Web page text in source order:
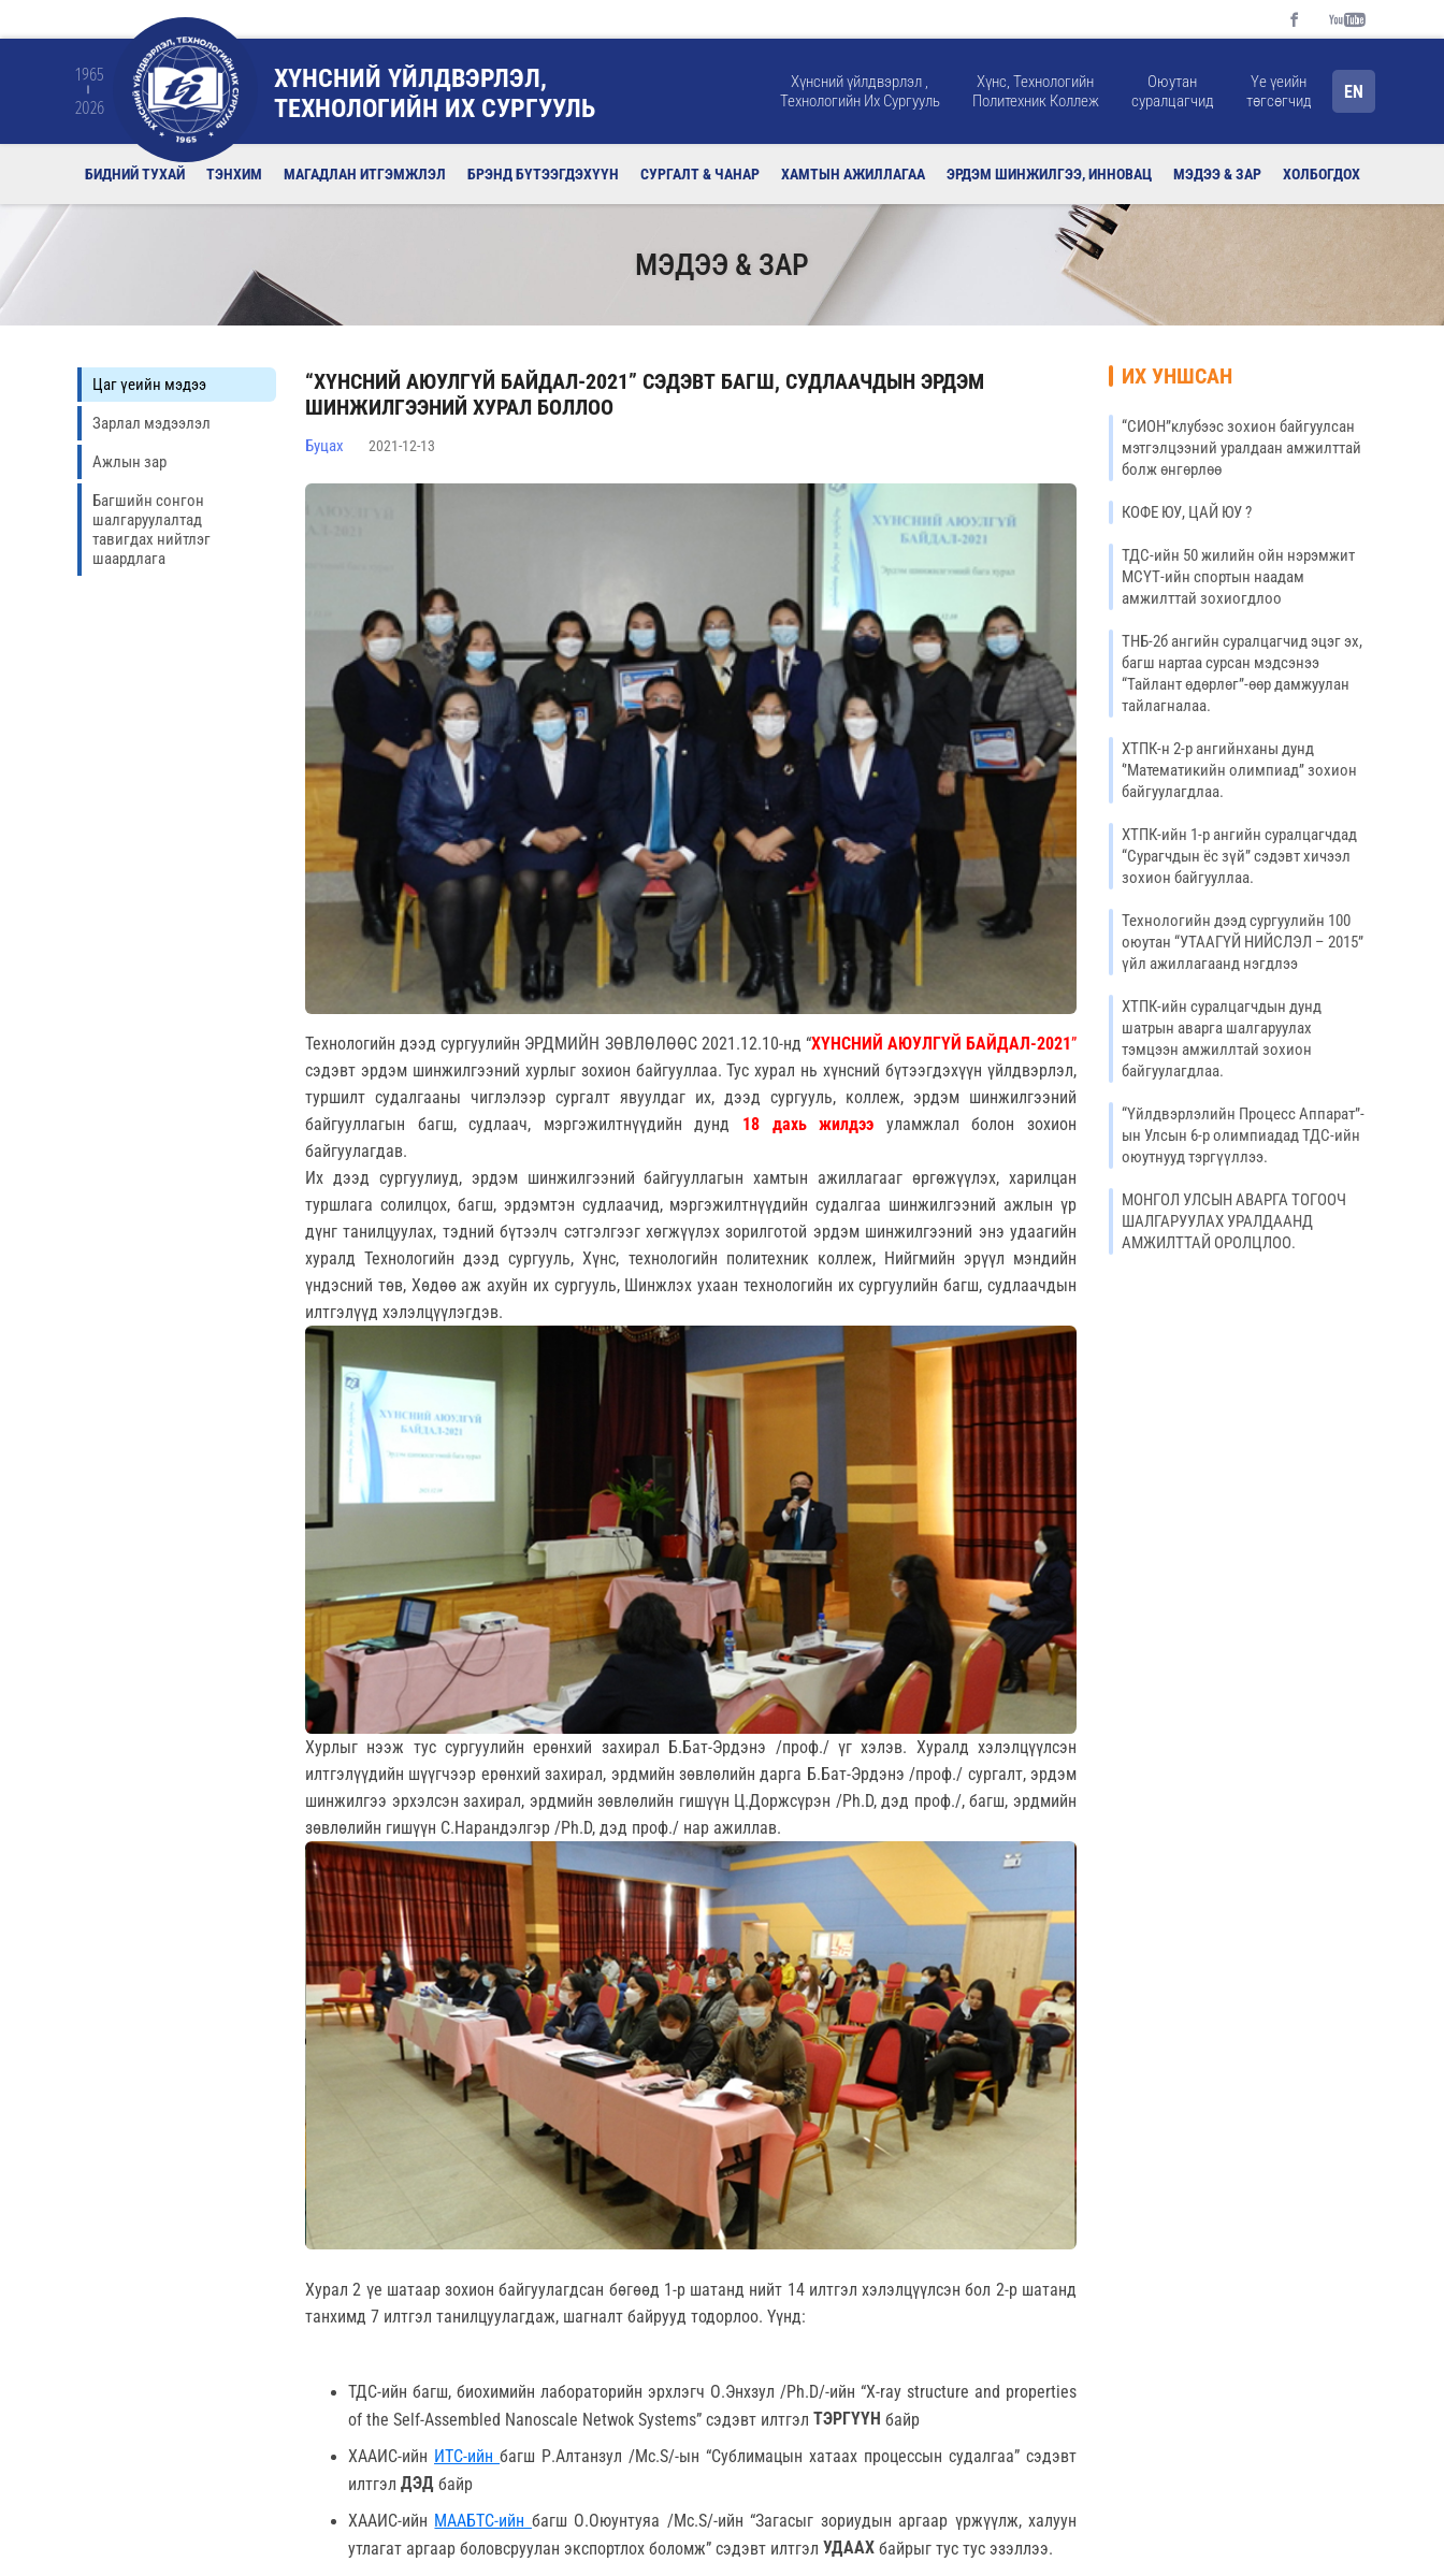
1965
2026
ХҮНСНИЙ ҮЙЛДВЭРЛЭЛ,
ТЕХНОЛОГИЙН ИХ СУРГУУЛЬ
Хүнсний үйлдвэрлэл ,
Технологийн Их Сургууль
Хүнс, Технологийн
Политехник Коллеж
Оюутан
суралцагчид
Үе үеийн
төгсөгчид
EN
БИДНИЙ ТУХАЙ ТЭНХИМ МАГАДЛАН ИТГЭМЖЛЭЛ БРЭНД БҮТЭЭГДЭХҮҮН СУРГАЛТ & ЧАНАР ХАМТЫН АЖИЛЛАГАА ЭРДЭМ ШИНЖИЛГЭЭ, ИННОВАЦ МЭДЭЭ & ЗАР ХОЛБОГДОХ
МЭДЭЭ & ЗАР
Цаг үеийн мэдээ
Зарлал мэдээлэл
Ажлын зар
Багшийн сонгон
шалгаруулалтад
тавигдах нийтлэг
шаардлага
“ХҮНСНИЙ АЮУЛГҮЙ БАЙДАЛ-2021” СЭДЭВТ БАГШ, СУДЛААЧДЫН ЭРДЭМ
ШИНЖИЛГЭЭНИЙ ХУРАЛ БОЛЛОО
Буцах 2021-12-13
Технологийн дээд сургуулийн ЭРДМИЙН ЗӨВЛӨЛӨӨС 2021.12.10-нд “ХҮНСНИЙ АЮУЛГҮЙ БАЙДАЛ-2021”
сэдэвт эрдэм шинжилгээний хурлыг зохион байгууллаа. Тус хурал нь хүнсний бүтээгдэхүүн үйлдвэрлэл,
туршилт судалгааны чиглэлээр сургалт явуулдаг их, дээд сургууль, коллеж, эрдэм шинжилгээний
байгууллагын багш, судлаач, мэргэжилтнүүдийн дунд 18 дахь жилдээ уламжлал болон зохион
байгуулагдав.
Их дээд сургуулиуд, эрдэм шинжилгээний байгууллагын хамтын ажиллагааг өргөжүүлэх, харилцан
туршлага солилцох, багш, эрдэмтэн судлаачид, мэргэжилтнүүдийн судалгаа шинжилгээний ажлын үр
дүнг танилцуулах, тэдний бүтээлч сэтгэлгээг хөгжүүлэх зорилготой эрдэм шинжилгээний энэ удаагийн
хуралд Технологийн дээд сургууль, Хүнс, технологийн политехник коллеж, Нийгмийн эрүүл мэндийн
үндэсний төв, Хөдөө аж ахуйн их сургууль, Шинжлэх ухаан технологийн их сургуулийн багш, судлаачдын
илтгэлүүд хэлэлцүүлэгдэв.
Хурлыг нээж тус сургуулийн ерөнхий захирал Б.Бат-Эрдэнэ /проф./ үг хэлэв. Хуралд хэлэлцүүлсэн
илтгэлүүдийн шүүгчээр ерөнхий захирал, эрдмийн зөвлөлийн дарга Б.Бат-Эрдэнэ /проф./ сургалт, эрдэм
шинжилгээ эрхэлсэн захирал, эрдмийн зөвлөлийн гишүүн Ц.Доржсүрэн /Ph.D, дэд проф./, багш, эрдмийн
зөвлөлийн гишүүн С.Нарандэлгэр /Ph.D, дэд проф./ нар ажиллав.
Хурал 2 үе шатаар зохион байгуулагдсан бөгөөд 1-р шатанд нийт 14 илтгэл хэлэлцүүлсэн бол 2-р шатанд
танхимд 7 илтгэл танилцуулагдаж, шагналт байрууд тодорлоо. Үүнд:
ТДС-ийн багш, биохимийн лабораторийн эрхлэгч О.Энхзул /Ph.D/-ийн “X-ray structure and properties
of the Self-Assembled Nanoscale Netwok Systems” сэдэвт илтгэл ТЭРГҮҮН байр
ХААИС-ийн ИТС-ийн багш Р.Алтанзул /Mc.S/-ын “Cублимацын хатаах процессын судалгаа” сэдэвт
илтгэл ДЭД байр
ХААИС-ийн МААБТС-ийн багш О.Оюунтуяа /Mc.S/-ийн “Загасыг зориудын аргаар үржүүлж, халуун
утлагат аргаар боловсруулан экспортлох боломж” сэдэвт илтгэл УДААХ байрыг тус тус эзэллээ.
ИХ УНШСАН
“СИОН”клубээс зохион байгуулсан
мэтгэлцээний уралдаан амжилттай
болж өнгөрлөө
КОФЕ ЮУ, ЦАЙ ЮУ ?
ТДС-ийн 50 жилийн ойн нэрэмжит
МСҮТ-ийн спортын наадам
амжилттай зохиогдлоо
ТНБ-2б ангийн суралцагчид эцэг эх,
багш нартаа сурсан мэдсэнээ
“Тайлант өдөрлөг”-өөр дамжуулан
тайлагналаа.
ХТПК-н 2-р ангийнханы дунд
‘’Математикийн олимпиад’’ зохион
байгуулагдлаа.
ХТПК-ийн 1-р ангийн суралцагчдад
“Сурагчдын ёс зүй” сэдэвт хичээл
зохион байгууллаа.
Технологийн дээд сургуулийн 100
оюутан “УТААГҮЙ НИЙСЛЭЛ – 2015”
үйл ажиллагаанд нэгдлээ
ХТПК-ийн суралцагчдын дунд
шатрын аварга шалгаруулах
тэмцээн амжиллтай зохион
байгуулагдлаа.
“Үйлдвэрлэлийн Процесс Аппарат”-
ын Улсын 6-р олимпиадад ТДС-ийн
оюутнууд тэргүүллээ.
МОНГОЛ УЛСЫН АВАРГА ТОГООЧ
ШАЛГАРУУЛАХ УРАЛДААНД
АМЖИЛТТАЙ ОРОЛЦЛОО.